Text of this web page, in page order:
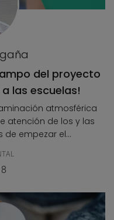
del proyecto
a las escuelas!
atmosférica
atención de los y las
empezar el...